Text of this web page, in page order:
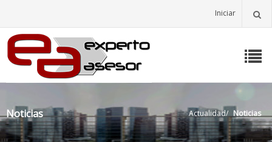
Iniciar
Noticias Actualidad/ Noticias